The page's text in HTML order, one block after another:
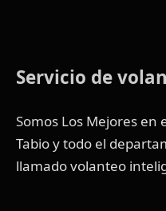
Servicio de
Somos Los Mejores
Tabio y todo el
llamado volanteo